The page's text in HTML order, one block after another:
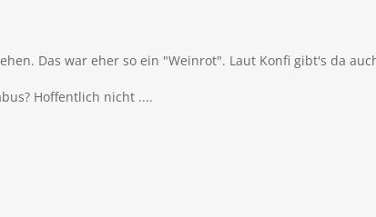
Das war eher so ein "Weinrot". Laut Konfi gibt's da
Hoffentlich nicht ....